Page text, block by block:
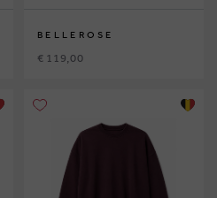
BELLEROSE
€ 119,00